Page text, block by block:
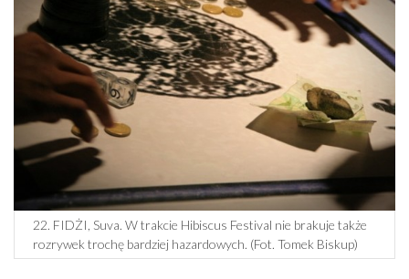
22. FIDŻI, Suva. W trakcie Hibiscus Festival nie brakuje także
rozrywek trochę bardziej hazardowych. (Fot. Tomek Biskup)